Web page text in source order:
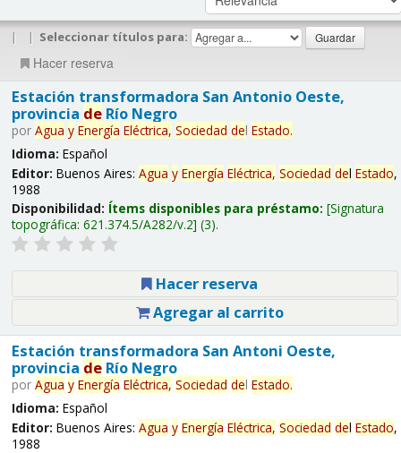
| | Seleccionar títulos para:
Hacer reserva
Estación transformadora San Antonio Oeste,
provincia deRío Negro
por Agua y Energía Eléctrica, Sociedad del Estado.
Idioma: Español
Editor: Buenos Aires: Agua y Energía Eléctrica, Sociedad del Estado,
1988
Disponibilidad: Ítems disponibles para préstamo: Signatura
topográfica: 621.374.5/A282/v.2 (3).
Hacer reserva
Agregar al carrito
Estación transformadora San Antoni Oeste,
provincia deRío Negro
por Agua y Energía Eléctrica, Sociedad del Estado.
Idioma: Español
Editor: Buenos Aires: Agua y Energía Eléctrica, Sociedad del Estado,
1988